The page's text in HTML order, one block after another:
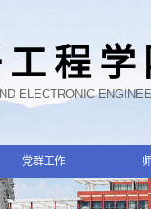
程
ELECTRONIC
党群工作